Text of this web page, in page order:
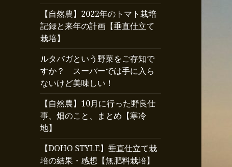
【自然農】2022年のトマト栽培
記録と来年の計画【垂直仕立て
栽培】
ルタバガという野菜をご存知で
すか？ スーパーでは手に入ら
ないけど美味しい！
【自然農】10月に行った野良仕
事、畑のこと、まとめ【寒冷
地】
【DOHO STYLE】垂直仕立て栽
培の結果・感想【無肥料栽培】